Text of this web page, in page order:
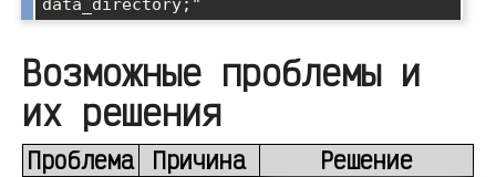
Возможные проблемы и
их решения
Проблема Причина Решение